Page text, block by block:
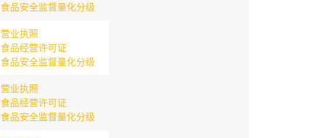
食品安全监督量化分级
营业执照
食品经营许可证
食品安全监督量化分级
营业执照
食品经营许可证
食品安全监督量化分级